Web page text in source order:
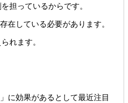
担っているからです。
在している必要があります。
れます。
に効果があるとして最近注目